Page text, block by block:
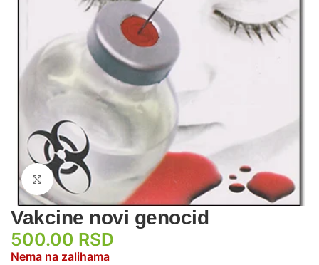
Zumiraj sliku
Vakcine novi genocid
500.00 RSD
Nema na zalihama